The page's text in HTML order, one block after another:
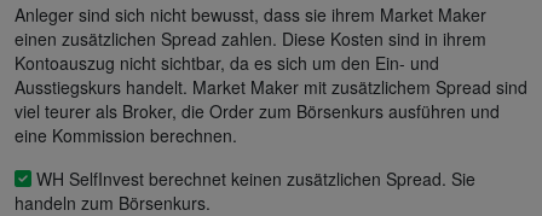
Anleger sind sich nicht bewusst, dass sie ihrem Market Maker
einen zusätzlichen Spread zahlen. Diese Kosten sind in ihrem
Kontoauszug nicht sichtbar, da es sich um den Ein- und
Ausstiegskurs handelt. Market Maker mit zusätzlichem Spread sind
viel teurer als Broker, die Order zum Börsenkurs ausführen und
eine Kommission berechnen.
WH SelfInvest berechnet keinen zusätzlichen Spread. Sie
handeln zum Börsenkurs.